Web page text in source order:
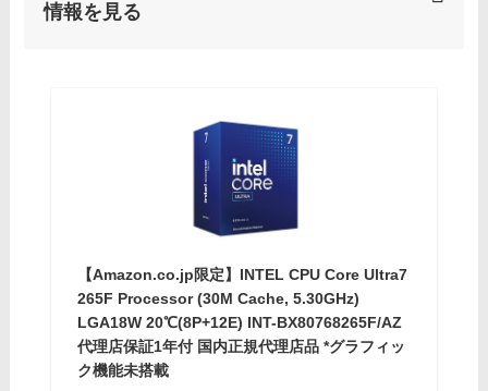
情報を見る
【Amazon.co.jp限定】INTEL CPU Core Ultra7
265F Processor (30M Cache, 5.30GHz)
LGA18W 20℃(8P+12E) INT-BX80768265F/AZ
代理店保証1年付 国内正規代理店品 *グラフィッ
ク機能未搭載